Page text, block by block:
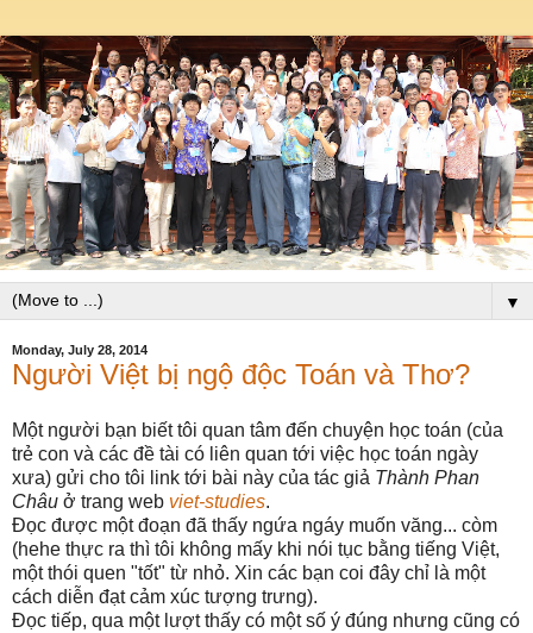
▼
Monday, July 28, 2014
Người Việt bị ngộ độc Toán và Thơ?
Một người bạn biết tôi quan tâm đến chuyện học toán (của
trẻ con và các đề tài có liên quan tới việc học toán ngày
xưa) gửi cho tôi link tới bài này của tác giả Thành Phan
Châu ở trang web viet-studies.
Đọc được một đoạn đã thấy ngứa ngáy muốn văng... còm
(hehe thực ra thì tôi không mấy khi nói tục bằng tiếng Việt,
một thói quen "tốt" từ nhỏ. Xin các bạn coi đây chỉ là một
cách diễn đạt cảm xúc tượng trưng).
Đọc tiếp, qua một lượt thấy có một số ý đúng nhưng cũng có